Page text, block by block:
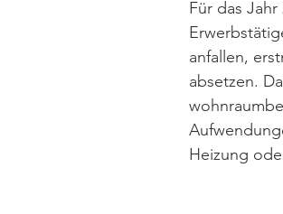
Für das
anfallen,
absetzen.
Heizung